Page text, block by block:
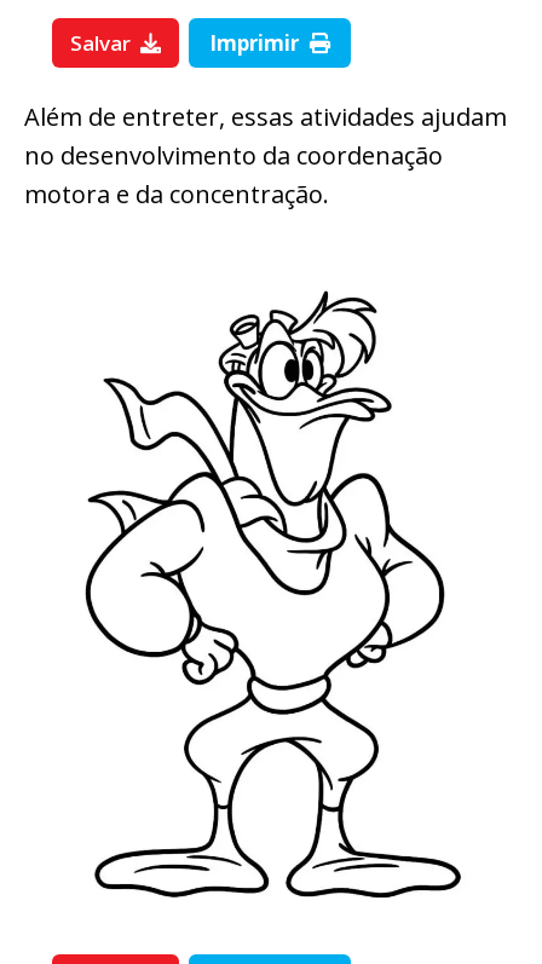
Salvar Imprimir
Além de entreter, essas atividades ajudam
no desenvolvimento da coordenação
motora e da concentração.